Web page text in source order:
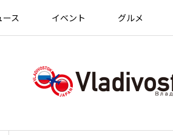
ース イベント グルメ